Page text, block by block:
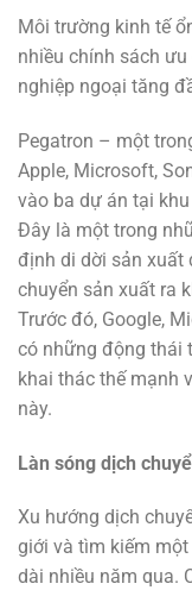
Môi trường kinh tế
nhiều chính sách
nghiệp ngoại tăng
Pegatron – một
Apple, Microsoft,
vào ba dự án tại
Đây là một trong
định di dời sản xuất
chuyển sản xuất ra
Trước đó, Google,
có những động thái
khai thác thế mạnh
này.
Làn sóng dịch
Xu hướng dịch
giới và tìm kiếm
dài nhiều năm qua.